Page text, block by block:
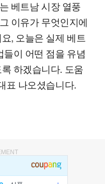
베트남 시장 열풍
이유가 무엇인지에
, 오늘은 실제 베트
이 어떤 점을 유념
하겠습니다. 도움
표 나오셨습니다.